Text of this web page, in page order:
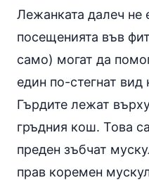
Лежанката далеч
посещенията във
само) могат да
един по-стегнат вид
Гърдите лежат
гръдния кош. Това
преден зъбчат
прав коремен